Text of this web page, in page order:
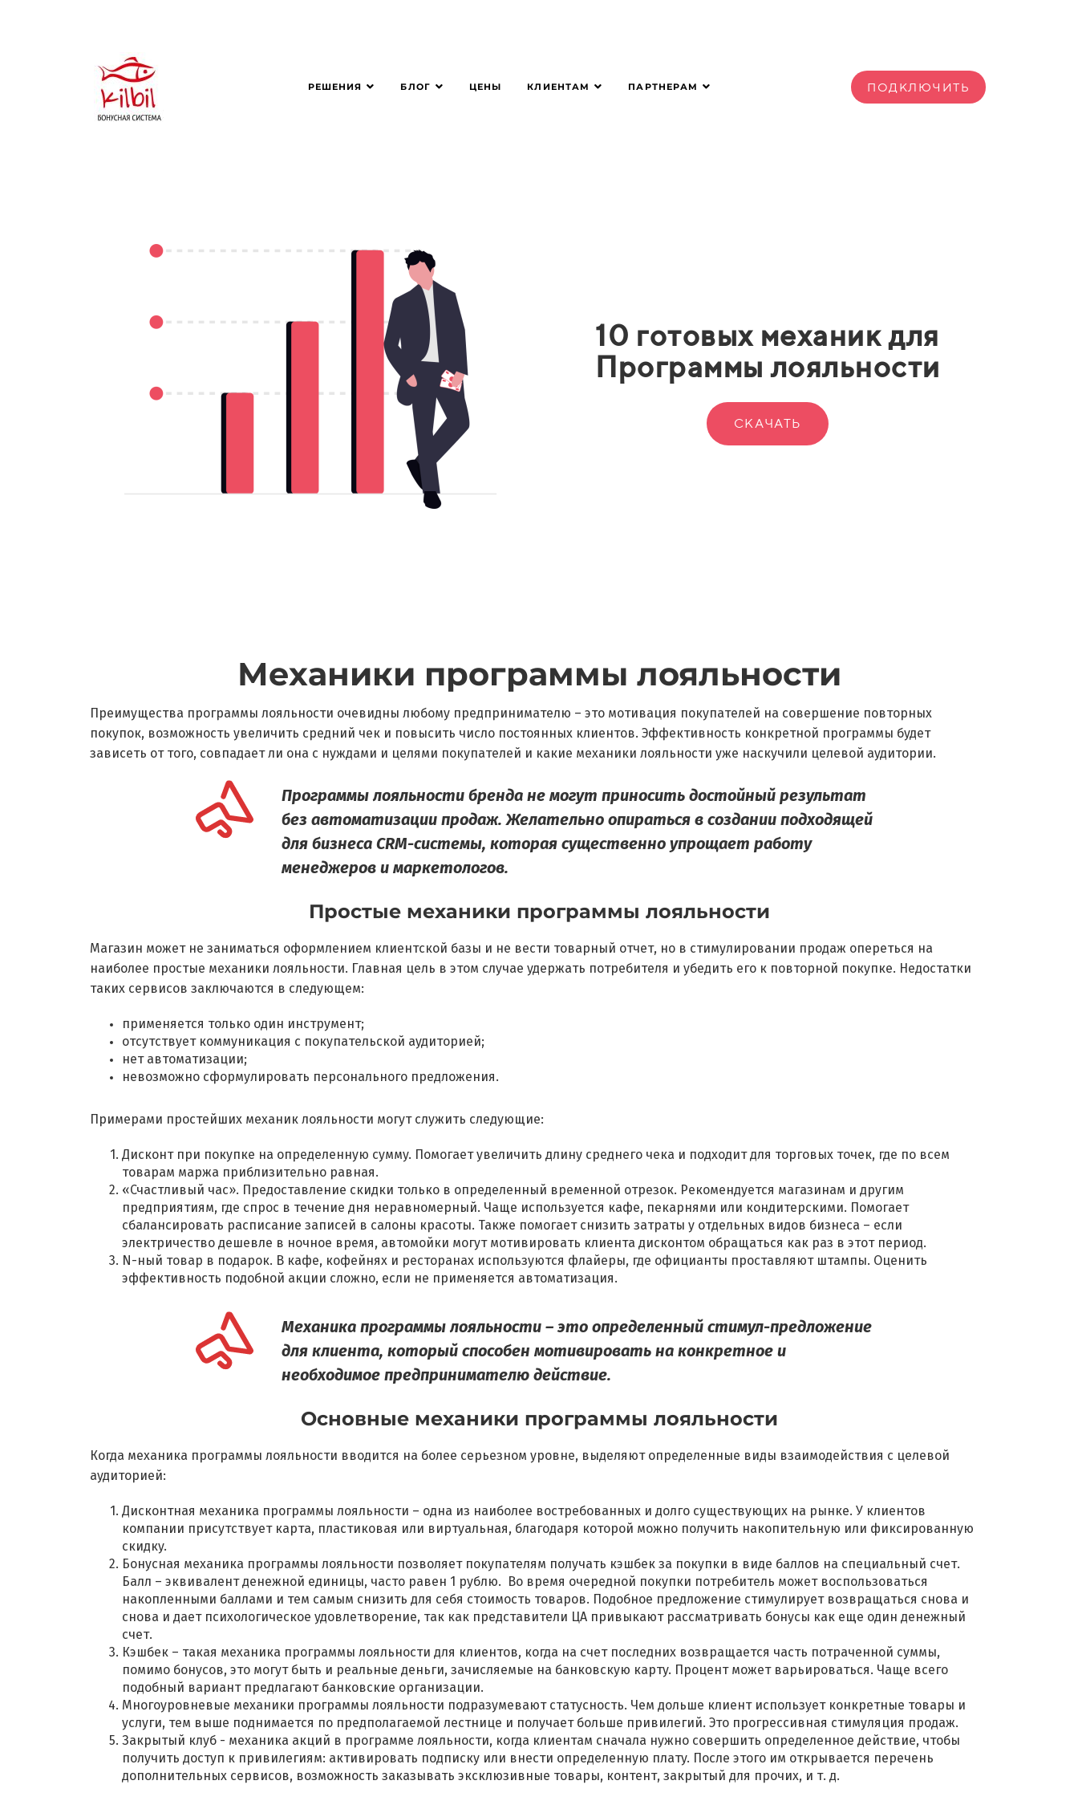
РЕШЕНИЯ БЛОГ ЦЕНЫ КЛИЕНТАМ ПАРТНЕРАМ ПОДКЛЮЧИТЬ
10 готовых механик для
Программы лояльности
СКАЧАТЬ
Механики программы лояльности
Преимущества программы лояльности очевидны любому предпринимателю – это мотивация покупателей на совершение повторных
покупок, возможность увеличить средний чек и повысить число постоянных клиентов. Эффективность конкретной программы будет
зависеть от того, совпадает ли она с нуждами и целями покупателей и какие механики лояльности уже наскучили целевой аудитории.
Программы лояльности бренда не могут приносить достойный результат
без автоматизации продаж. Желательно опираться в создании подходящей
для бизнеса CRM-системы, которая существенно упрощает работу
менеджеров и маркетологов.
Простые механики программы лояльности
Магазин может не заниматься оформлением клиентской базы и не вести товарный отчет, но в стимулировании продаж опереться на
наиболее простые механики лояльности. Главная цель в этом случае удержать потребителя и убедить его к повторной покупке. Недостатки
таких сервисов заключаются в следующем:
применяется только один инструмент;
отсутствует коммуникация с покупательской аудиторией;
нет автоматизации;
невозможно сформулировать персонального предложения.
Примерами простейших механик лояльности могут служить следующие:
Дисконт при покупке на определенную сумму. Помогает увеличить длину среднего чека и подходит для торговых точек, где по всем
товарам маржа приблизительно равная.
«Счастливый час». Предоставление скидки только в определенный временной отрезок. Рекомендуется магазинам и другим
предприятиям, где спрос в течение дня неравномерный. Чаще используется кафе, пекарнями или кондитерскими. Помогает
сбалансировать расписание записей в салоны красоты. Также помогает снизить затраты у отдельных видов бизнеса – если
электричество дешевле в ночное время, автомойки могут мотивировать клиента дисконтом обращаться как раз в этот период.
N-ный товар в подарок. В кафе, кофейнях и ресторанах используются флайеры, где официанты проставляют штампы. Оценить
эффективность подобной акции сложно, если не применяется автоматизация.
Механика программы лояльности – это определенный стимул-предложение
для клиента, который способен мотивировать на конкретное и
необходимое предпринимателю действие.
Основные механики программы лояльности
Когда механика программы лояльности вводится на более серьезном уровне, выделяют определенные виды взаимодействия с целевой
аудиторией:
Дисконтная механика программы лояльности – одна из наиболее востребованных и долго существующих на рынке. У клиентов
компании присутствует карта, пластиковая или виртуальная, благодаря которой можно получить накопительную или фиксированную
скидку.
Бонусная механика программы лояльности позволяет покупателям получать кэшбек за покупки в виде баллов на специальный счет.
Балл – эквивалент денежной единицы, часто равен 1 рублю. Во время очередной покупки потребитель может воспользоваться
накопленными баллами и тем самым снизить для себя стоимость товаров. Подобное предложение стимулирует возвращаться снова и
снова и дает психологическое удовлетворение, так как представители ЦА привыкают рассматривать бонусы как еще один денежный
счет.
Кэшбек – такая механика программы лояльности для клиентов, когда на счет последних возвращается часть потраченной суммы,
помимо бонусов, это могут быть и реальные деньги, зачисляемые на банковскую карту. Процент может варьироваться. Чаще всего
подобный вариант предлагают банковские организации.
Многоуровневые механики программы лояльности подразумевают статусность. Чем дольше клиент использует конкретные товары и
услуги, тем выше поднимается по предполагаемой лестнице и получает больше привилегий. Это прогрессивная стимуляция продаж.
Закрытый клуб - механика акций в программе лояльности, когда клиентам сначала нужно совершить определенное действие, чтобы
получить доступ к привилегиям: активировать подписку или внести определенную плату. После этого им открывается перечень
дополнительных сервисов, возможность заказывать эксклюзивные товары, контент, закрытый для прочих, и т. д.